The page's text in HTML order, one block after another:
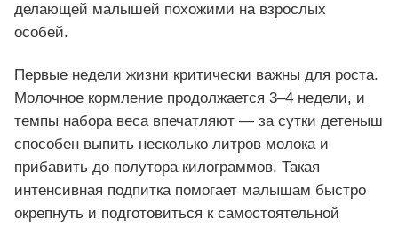
делающей малышей похожими на взрослых
особей.
Первые недели жизни критически важны для роста.
Молочное кормление продолжается 3–4 недели, и
темпы набора веса впечатляют — за сутки детеныш
способен выпить несколько литров молока и
прибавить до полутора килограммов. Такая
интенсивная подпитка помогает малышам быстро
окрепнуть и подготовиться к самостоятельной